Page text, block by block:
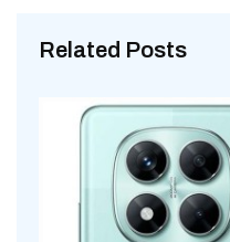
Related Posts